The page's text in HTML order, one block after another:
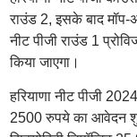
राउंड 2, इसके बाद मॉप-
नीट पीजी राउंड 1
किया जाएगा।
हरियाणा नीट पीजी
2500 रुपये का आवेदन